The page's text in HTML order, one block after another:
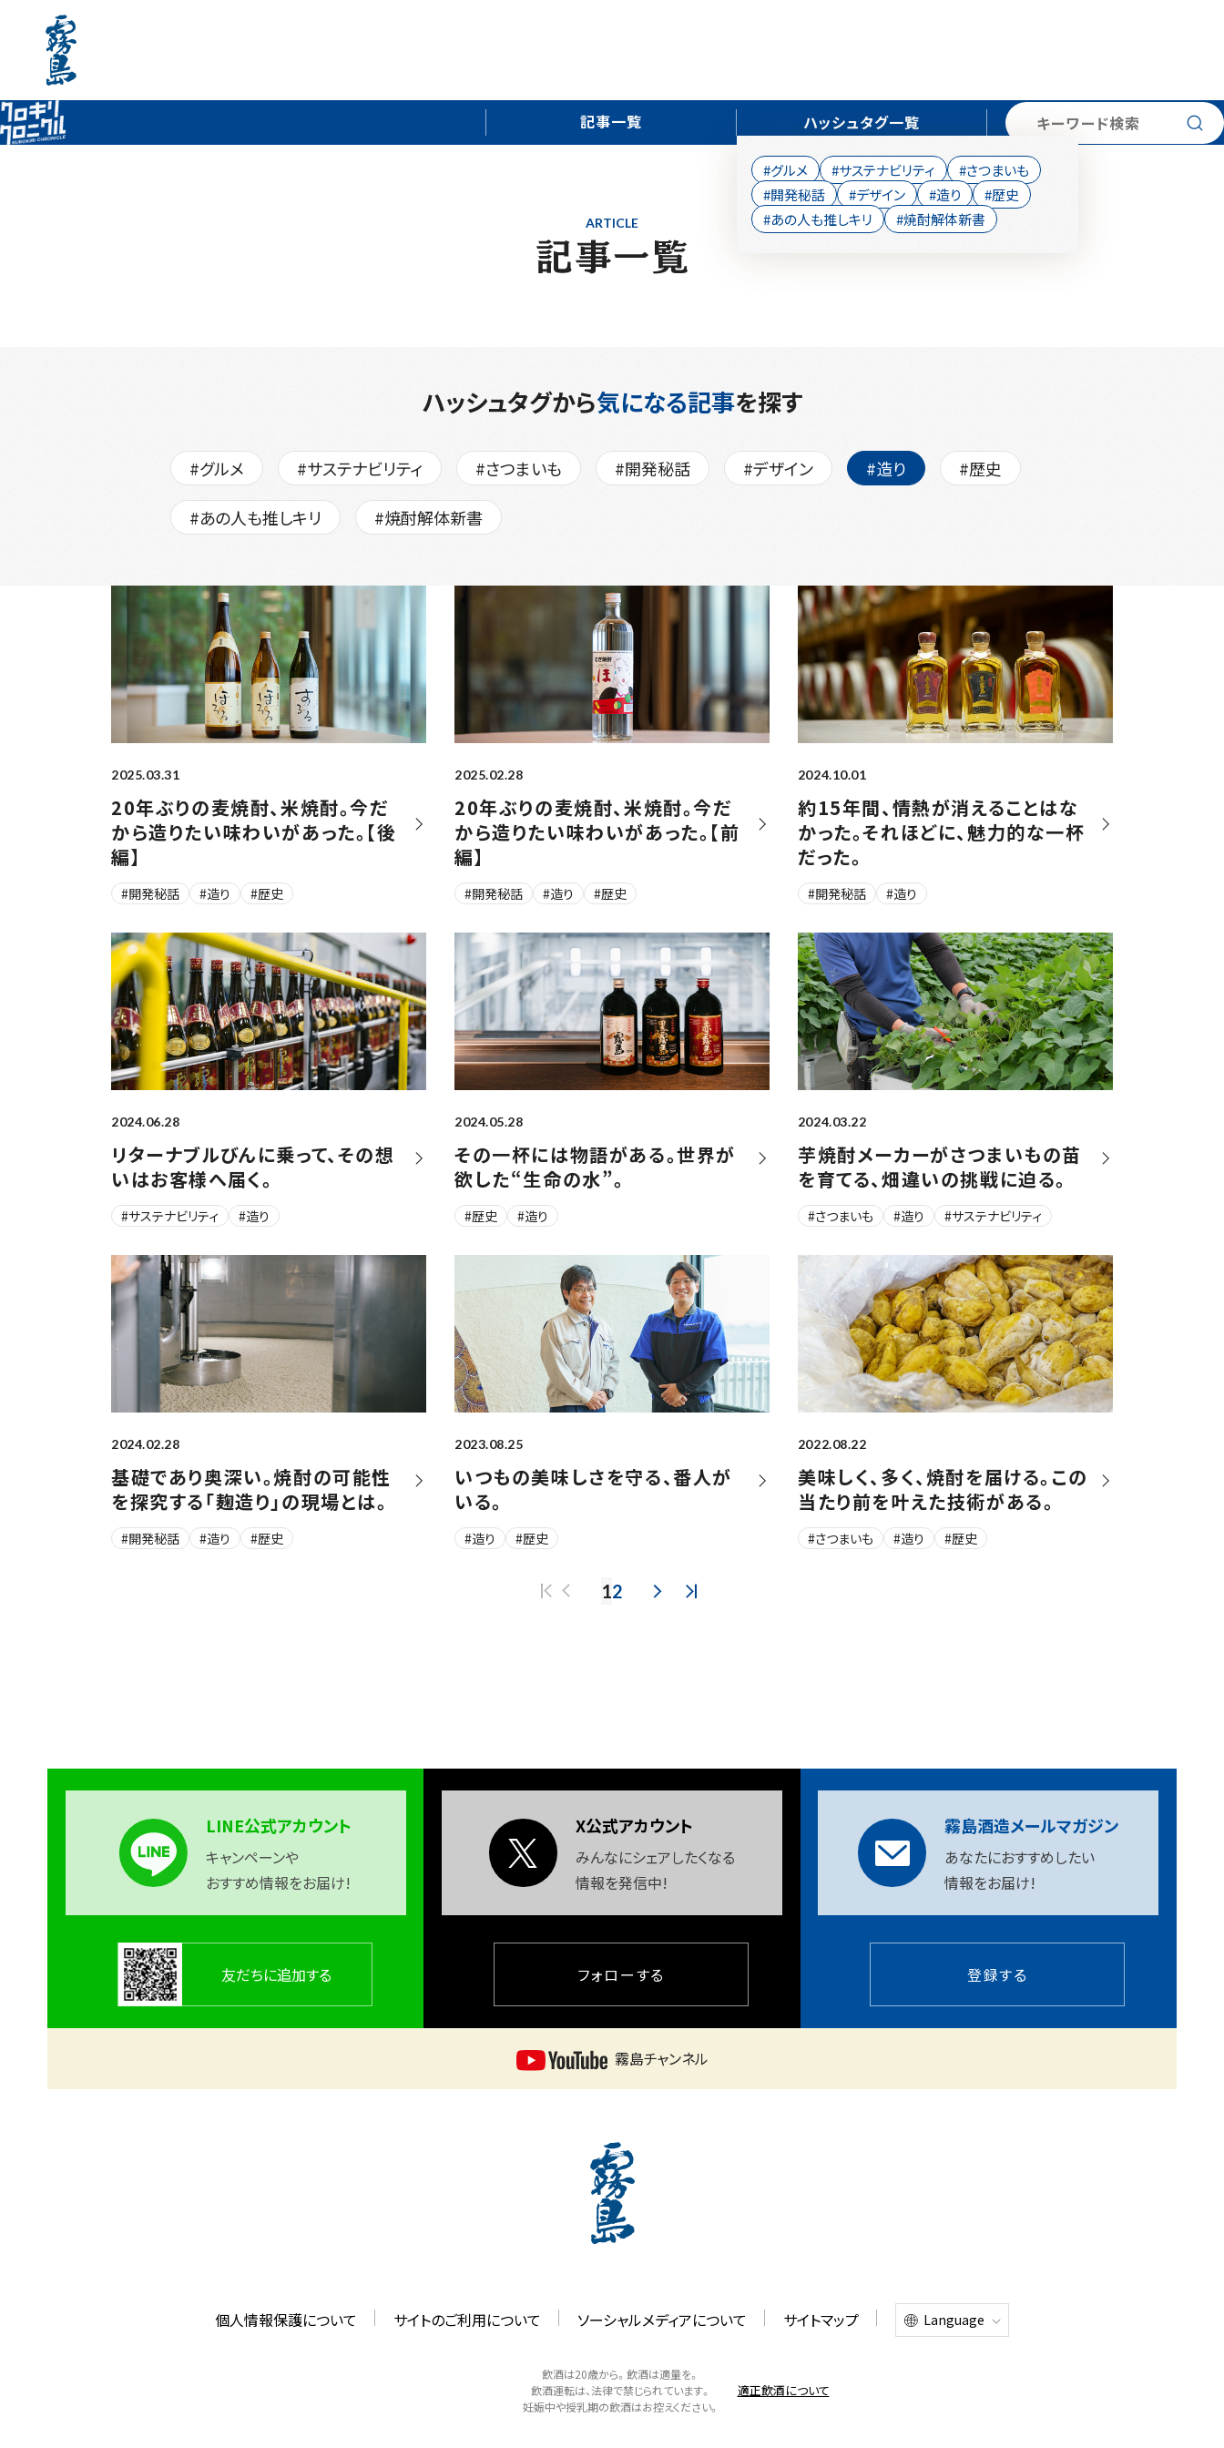
記事一覧 ハッシュタグ一覧
#グルメ #サステナビリティ
#さつまいも
#開発秘話
#デザイン #造り
#歴史
#あの人も推しキリ
#焼酎解体新書
検索
ARTICLE
ハッシュタグから気になる記事を探す
#グルメ #サステナビリティ #さつまいも #開発秘話 #デザイン #造り #歴史
#あの人も推しキリ #焼酎解体新書
2025.03.31
20年ぶりの麦焼酎、米焼酎。今だ
から造りたい味わいがあった。【後
編】
#開発秘話 #造り #歴史
2025.02.28
20年ぶりの麦焼酎、米焼酎。今だ
から造りたい味わいがあった。【前
編】
#開発秘話 #造り #歴史
2024.10.01
約15年間、情熱が消えることはな
かった。それほどに、魅力的な一杯
だった。
#開発秘話 #造り
2024.06.28
リターナブルびんに乗って、その想
いはお客様へ届く。
#サステナビリティ #造り
2024.05.28
その一杯には物語がある。世界が
欲した“生命の水”。
#歴史 #造り
2024.03.22
芋焼酎メーカーがさつまいもの苗
を育てる、畑違いの挑戦に迫る。
#さつまいも #造り #サステナビリティ
2024.02.28
基礎であり奥深い。焼酎の可能性
を探究する「麹造り」の現場とは。
#開発秘話 #造り #歴史
2023.08.25
いつもの美味しさを守る、番人が
いる。
#造り #歴史
2022.08.22
美味しく、多く、焼酎を届ける。この
当たり前を叶えた技術がある。
#さつまいも #造り #歴史
最初のページ
PREV12 NEXT最後のページ
LINE公式アカウント
キャンペーンや
おすすめ情報をお届け!
友だちに追加する
X公式アカウント
みんなにシェアしたくなる
情報を発信中!
フォローする
霧島酒造メールマガジン
あなたにおすすめしたい
情報をお届け!
登録する
霧島チャンネル
個人情報保護について サイトのご利用について ソーシャルメディアについて サイトマップ Language
飲酒は20歳から。飲酒は適量を。
飲酒運転は、法律で禁じられています。
妊娠中や授乳期の飲酒はお控えください。
適正飲酒について